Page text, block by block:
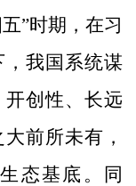
”时期，在习
我国系统谋
创性、长远
前所未有，
态基底。同